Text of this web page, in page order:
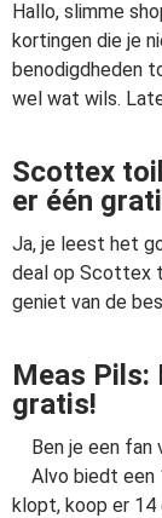
Hallo, slimme
kortingen die je
benodigdheden
wel wat wils.
Scottex
er één
Ja, je leest het
deal op Scottex
geniet van de
Meas Pils:
gratis!
Ben je een fan
Alvo biedt een
klopt, koop er